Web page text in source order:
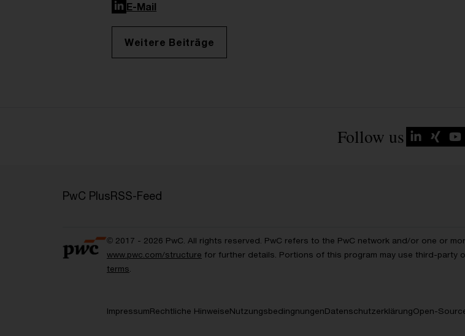
LinkedIn
E-Mail
Weitere Beiträge
Follow us
PwC PlusRSS-Feed
© 2017 - 2026 PwC. All rights reserved. PwC refers to the PwC network and/or one or
www.pwc.com/structure for further details. Portions of this program may use third-party
terms.
ImpressumRechtliche HinweiseNutzungsbedingnungenDatenschutzerklärungOpen-